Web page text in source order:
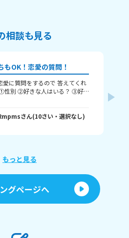
相談も見る
もOK！恋愛の質問！
愛に質問をするので 答えてくれ
さん(10さい・ 選択なし)
もっと見る
グページへ